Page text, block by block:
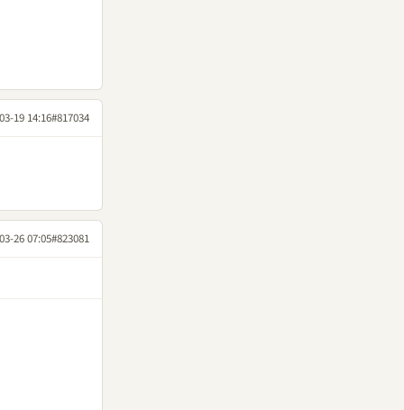
19 14:16#817034
26 07:05#823081